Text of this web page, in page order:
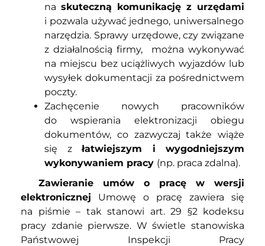
na skuteczną komunikację z urzędami
i pozwala używać jednego, uniwersalnego
narzędzia. Sprawy urzędowe, czy związane
z działalnością firmy, można wykonywać
na miejscu bez uciążliwych wyjazdów lub
wysyłek dokumentacji za pośrednictwem
poczty.
Zachęcenie nowych pracowników
do wspierania elektronizacji obiegu
dokumentów, co zazwyczaj także wiąże
się złatwiejszym i wygodniejszym
wykonywaniem pracy (np. praca zdalna).
Zawieranie umów o pracę w wersji
elektronicznej
Umowę o pracę zawiera się
na piśmie – tak stanowi art. 29 §2 kodeksu
pracy zdanie pierwsze. W świetle stanowiska
Państwowej Inspekcji Pracy